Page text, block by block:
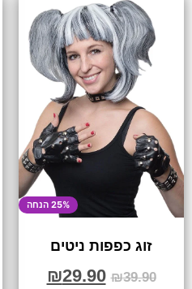
25% הנחה
זוג כפפות ניטים
₪39.90
₪29.90